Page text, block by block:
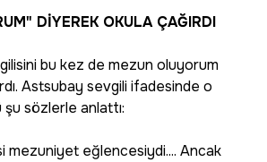
DİYEREK OKULA ÇAĞIRDI
bu kez de mezun oluyorum
Astsubay sevgili ifadesinde o
sözlerle anlattı:
mezuniyet eğlencesiydi.... Ancak